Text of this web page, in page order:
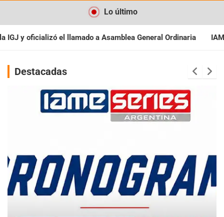
Lo último
General Ordinaria IAME SERIES ARGENTINA:
Destacadas